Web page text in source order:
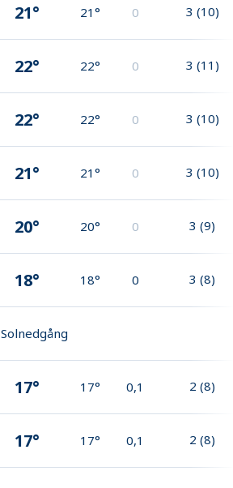
21° 21° 0 3 (10)
22° 22° 0 3 (11)
22° 22° 0 3 (10)
21° 21° 0 3 (10)
20° 20° 0 3 (9)
18° 18° 0 3 (8)
Solnedgång
17° 17° 0,1 2 (8)
17° 17° 0,1 2 (8)